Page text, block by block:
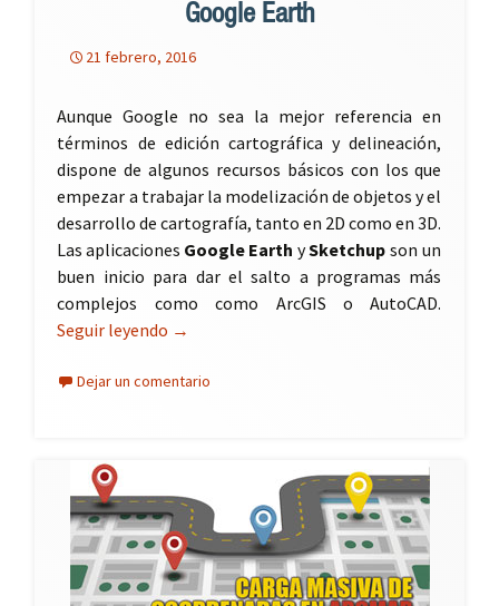
Google Earth
21 febrero, 2016
Aunque Google no sea la mejor referencia en
términos de edición cartográfica y delineación,
dispone de algunos recursos básicos con los que
empezar a trabajar la modelización de objetos y el
desarrollo de cartografía, tanto en 2D como en 3D.
Las aplicaciones Google Earth ySketchup son un
buen inicio para dar el salto a programas más
complejos como como ArcGIS o AutoCAD.
Seguir leyendo Tutoriales Google: Sketchup y Google
→
Dejar un comentario